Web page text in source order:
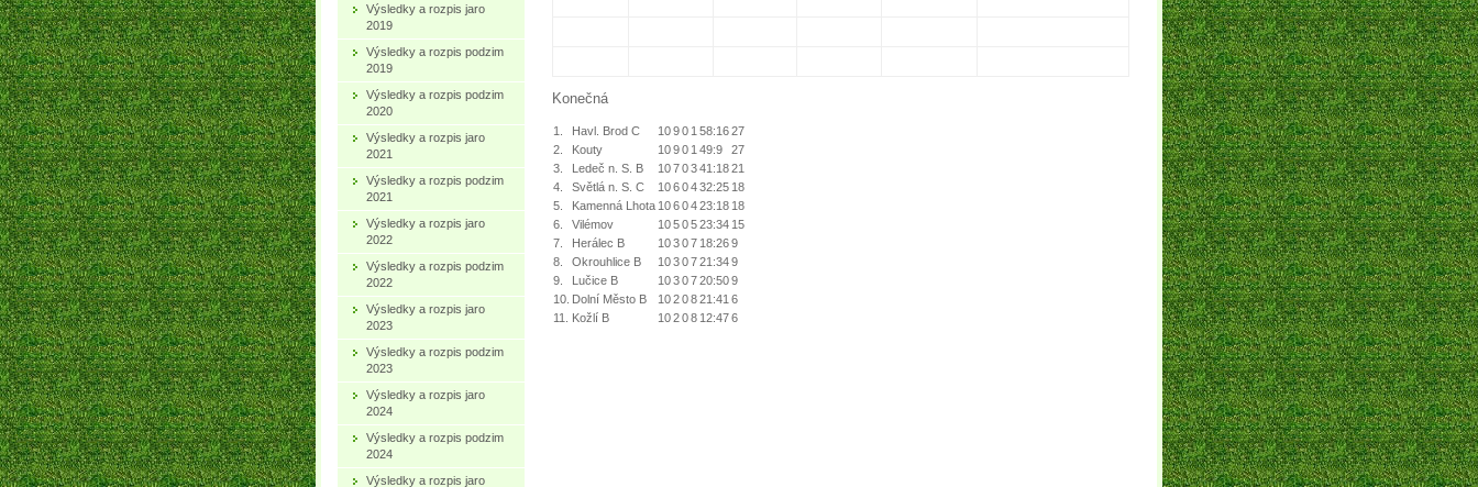
Konečná
1. Havl. Brod C 1090 1 58:1627
2.
Kouty 1090 1 49:9
27
3.
Ledeč n. S. B 1070341:1821
4.
Světlá n. S. C 1060432:25 18
5.
Kamenná Lhota 1060423:18 18
6.
Vilémov 1050523:34 15
7.
Herálec B 10307 18:269
8.
Okrouhlice B 1030721:349
9.
Lučice B 1030720:509
10. Dolní Město B 1020821:41 6
11.
Kožlí B 10208 12:476
Výsledky a rozpis jaro
2019
Výsledky a rozpis podzim
2019
Výsledky a rozpis podzim
2020
Výsledky a rozpis jaro
2021
Výsledky a rozpis podzim
2021
Výsledky a rozpis jaro
2022
Výsledky a rozpis podzim
2022
Výsledky a rozpis jaro
2023
Výsledky a rozpis podzim
2023
Výsledky a rozpis jaro
2024
Výsledky a rozpis podzim
2024
Výsledky a rozpis jaro